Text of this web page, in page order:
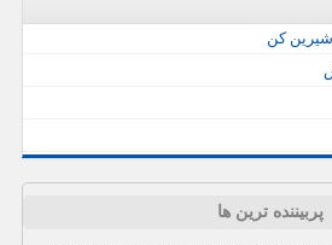
کن
پربیننده ترین ها